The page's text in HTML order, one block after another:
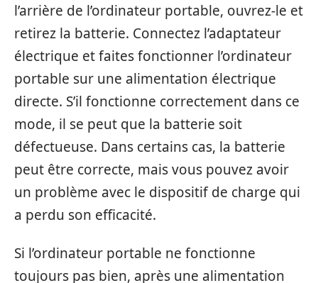
l’arrière de l’ordinateur portable, ouvrez-le et
retirez la batterie. Connectez l’adaptateur
électrique et faites fonctionner l’ordinateur
portable sur une alimentation électrique
directe. S’il fonctionne correctement dans ce
mode, il se peut que la batterie soit
défectueuse. Dans certains cas, la batterie
peut être correcte, mais vous pouvez avoir
un problème avec le dispositif de charge qui
a perdu son efficacité.
Si l’ordinateur portable ne fonctionne
toujours pas bien, après une alimentation